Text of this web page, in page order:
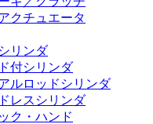
クチュエータ
リンダ
付シリンダ
ルロッドシリンダ
レスシリンダ
ク・ハンド